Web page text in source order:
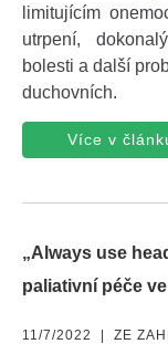
limitujícím
utrpení,
bolesti a další
duchovních.
Více v
„Always use
paliativní péče
11/7/2022 ZE